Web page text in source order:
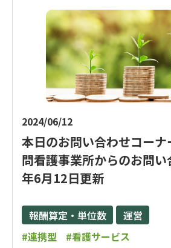
2024/06/12
本日のお問い合わせコー
問看護事業所からのお問
年6月12日更新
報酬算定・単位数
運営
#連携型
#看護サービス